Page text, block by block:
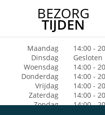
BEZORG
TIJDEN
Maandag
14:00 -
Dinsdag
Gesloten
Woensdag
14:00 -
Donderdag
14:00 -
Vrijdag
14:00 -
Zaterdag
14:00 -
Zondag
14:00 -